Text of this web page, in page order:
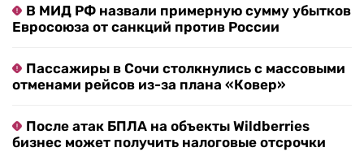
В МИД РФ назвали примерную сумму убытков
Евросоюза от санкций против России
Пассажиры в Сочи столкнулись с массовыми
отменами рейсов из-за плана «Ковер»
После атак БПЛА на объекты Wildberries
бизнес может получить налоговые отсрочки